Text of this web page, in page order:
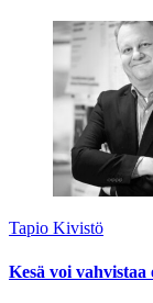
Tapio Kivistö
Kesä voi